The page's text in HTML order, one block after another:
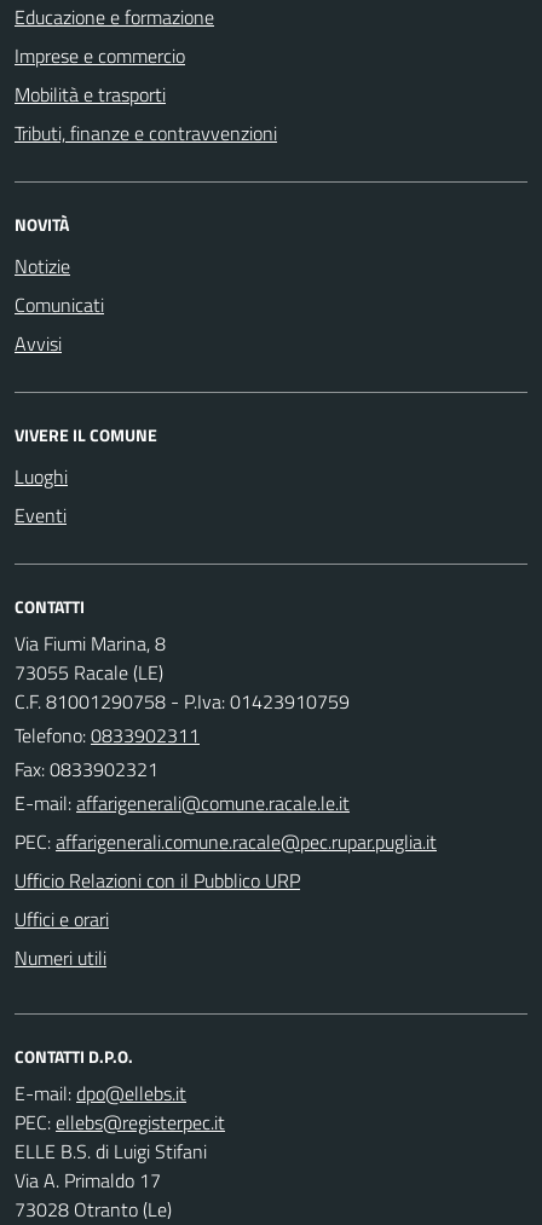
Educazione e formazione
Imprese e commercio
Mobilità e trasporti
Tributi, finanze e contravvenzioni
NOVITÀ
Notizie
Comunicati
Avvisi
VIVERE IL COMUNE
Luoghi
Eventi
CONTATTI
Via Fiumi Marina, 8
73055 Racale (LE)
C.F. 81001290758 - P.Iva: 01423910759
Telefono:0833902311
Fax: 0833902321
E-mail:
PEC:
Ufficio Relazioni con il Pubblico URP
Uffici e orari
Numeri utili
CONTATTI D.P.O.
E-mail:
PEC:
ELLE B.S. di Luigi Stifani
Via A. Primaldo 17
73028 Otranto (Le)